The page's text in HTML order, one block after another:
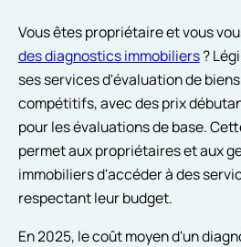
Vous êtes propriétaire et vous
des diagnostics immobiliers?
ses services d'évaluation de
compétitifs, avec des prix
pour les évaluations de base.
permet aux propriétaires et aux
immobiliers d'accéder à des
respectant leur budget.
En 2025, le coût moyen d'un